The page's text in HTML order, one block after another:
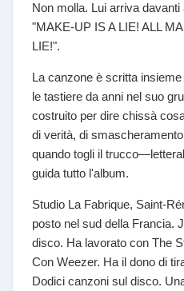
Non molla. Lui arriva
"MAKE-UP IS A LIE! ALL
LIE!".
La canzone è scritta
le tastiere da anni nel suo
costruito per dire chissà
di verità, di
quando togli il
guida tutto l'album.
Studio La Fabrique, Saint-
posto nel sud della Francia.
disco. Ha lavorato con The
Con Weezer. Ha il dono di
Dodici canzoni sul disco.